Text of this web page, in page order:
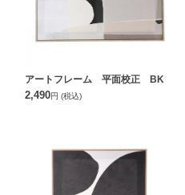
アートフレーム 平面校正 BK
2,490円 (税込)